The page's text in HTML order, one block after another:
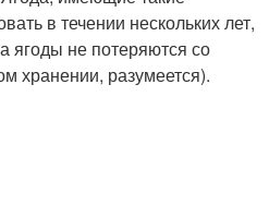
в течении нескольких лет,
ягоды не потеряются со
хранении, разумеется).